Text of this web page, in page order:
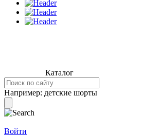
Каталог
Например: детские шорты
Войти